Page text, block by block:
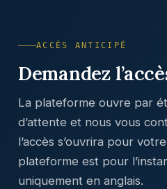
ACCÈS ANTICIPÉ
Demandez
La plateforme ouvre par
d’attente et nous vous
l’accès s’ouvrira pour
plateforme est pour
uniquement en anglais.